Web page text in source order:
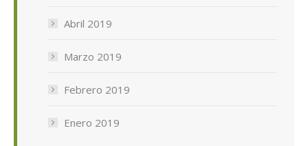
Abril 2019
Marzo 2019
Febrero 2019
Enero 2019